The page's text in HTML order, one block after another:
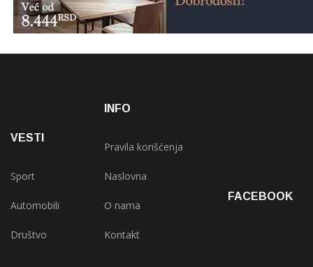
VESTI
Sport
Automobili
Društvo
INFO
Pravila korišćenja
Naslovna
O nama
Kontakt
FACEBOOK